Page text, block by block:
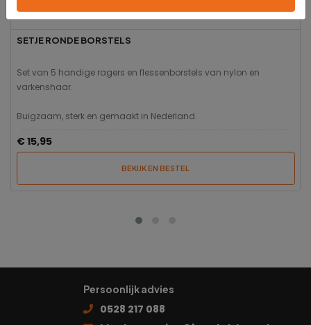
SETJE RONDE BORSTELS
Set van 5 handige ragers en flessenborstels van nylon en
varkenshaar.
Buigzaam, sterk en gemaakt in Nederland.
€ 15,95
BEKIJK EN BESTEL
Persoonlijk advies
0528 217 088